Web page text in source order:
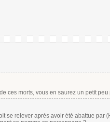
ces morts, vous en saurez un petit
se relever après avoir été abattue